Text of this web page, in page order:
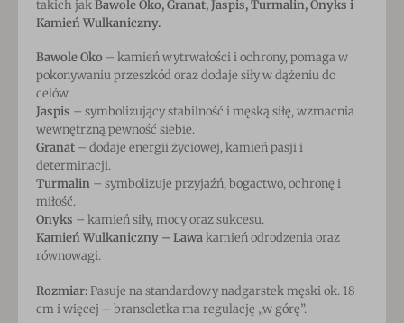
takich jakBawole Oko, Granat, Jaspis, Turmalin, Onyks i
Kamień Wulkaniczny.
Bawole Oko – kamień wytrwałości i ochrony, pomaga w
pokonywaniu przeszkód oraz dodaje siły w dążeniu do
celów.
Jaspis – symbolizujący stabilność i męską siłę, wzmacnia
wewnętrzną pewność siebie.
Granat – dodaje energii życiowej, kamień pasji i
determinacji.
Turmalin – symbolizuje przyjaźń, bogactwo, ochronę i
miłość.
Onyks – kamień siły, mocy oraz sukcesu.
Kamień Wulkaniczny – Lawakamień odrodzenia oraz
równowagi.
Rozmiar:Pasuje na standardowy nadgarstek męski ok. 18
cm i więcej – bransoletka ma regulację „w górę”.